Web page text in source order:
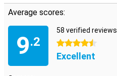
Average scores:
9.2
58 verified reviews
4.5 stars
Excellent